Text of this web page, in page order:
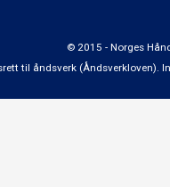
© 2015 - Norges
til åndsverk (Åndsverkloven).